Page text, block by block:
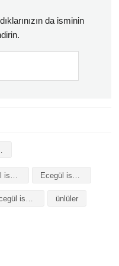
da isminin
Ecegül isminin numerolojisi ünlüler